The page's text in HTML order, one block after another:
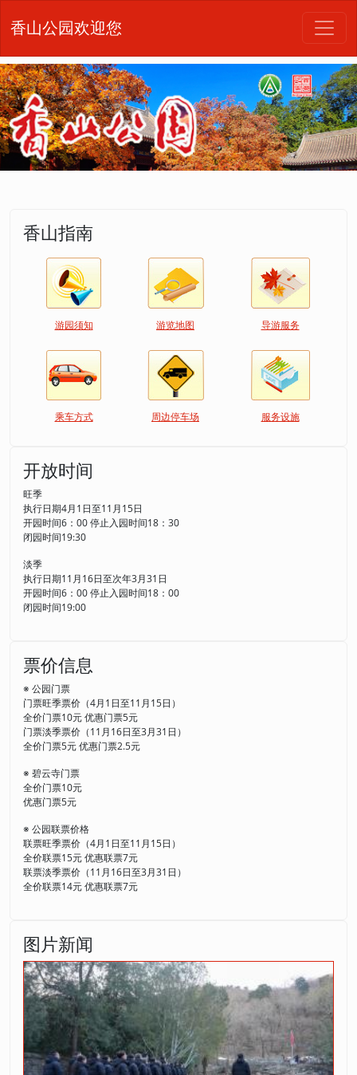
香山公园欢迎您
香山指南
游园须知 游览地图 导游服务
乘车方式 周边停车场 服务设施
开放时间
旺季
执行日期4月1日至11月15日
开园时间6：00 停止入园时间18：30
闭园时间19:30
淡季
执行日期11月16日至次年3月31日
开园时间6：00 停止入园时间18：00
闭园时间19:00
票价信息
※ 公园门票
门票旺季票价（4月1日至11月15日）
全价门票10元 优惠门票5元
门票淡季票价（11月16日至3月31日）
全价门票5元 优惠门票2.5元
※ 碧云寺门票
全价门票10元
优惠门票5元
※ 公园联票价格
联票旺季票价（4月1日至11月15日）
全价联票15元 优惠联票7元
联票淡季票价（11月16日至3月31日）
全价联票14元 优惠联票7元
图片新闻